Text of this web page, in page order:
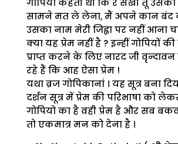
गोपियाँ कहती थी कि रे सखी तू
सामने मत ले लेना, मैं अपने कान बंद
उसका नाम मेरी जिह्वा पर नहीं आना
क्या यह प्रेम नहीं है ? इन्हीं गोपियों
प्राप्त करने के लिए नारद जी
रहे हैं कि आह ऐसा प्रेम !
यथा ब्रज गोपिकानां । यह सूत्र बना
दर्शन सूत्र में प्रेम की परिभाषा को
गोपियो का है वही प्रेम है और सब
तो एकमात्र मन को देना है ।